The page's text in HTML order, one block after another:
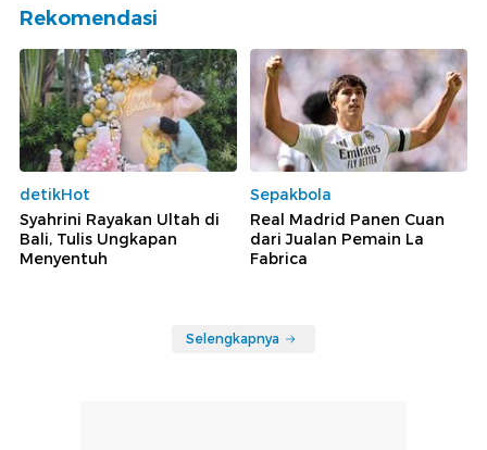
Rekomendasi
detikHot
Syahrini Rayakan Ultah di
Bali, Tulis Ungkapan
Menyentuh
Sepakbola
Real Madrid Panen Cuan
dari Jualan Pemain La
Fabrica
Selengkapnya